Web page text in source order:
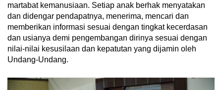
martabat kemanusiaan. Setiap anak berhak menyatakan
dan didengar pendapatnya, menerima, mencari dan
memberikan informasi sesuai dengan tingkat kecerdasan
dan usianya demi pengembangan dirinya sesuai dengan
nilai-nilai kesusilaan dan kepatutan yang dijamin oleh
Undang-Undang.